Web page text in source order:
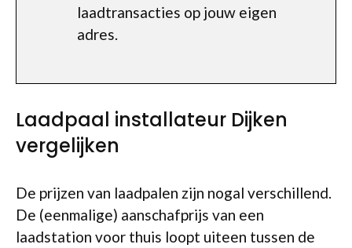
laadtransacties op jouw eigen
adres.
Laadpaal installateur Dijken
vergelijken
De prijzen van laadpalen zijn nogal verschillend.
De (eenmalige) aanschafprijs van een
laadstation voor thuis loopt uiteen tussen de